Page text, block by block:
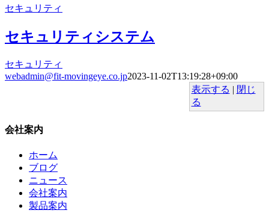
セキュリティ
セキュリティシステム
セキュリティ
webadmin@fit-movingeye.co.jp2023-11-02T13:19:28+09:00
表示する | 閉じ
る
会社案内
ホーム
ブログ
ニュース
会社案内
製品案内